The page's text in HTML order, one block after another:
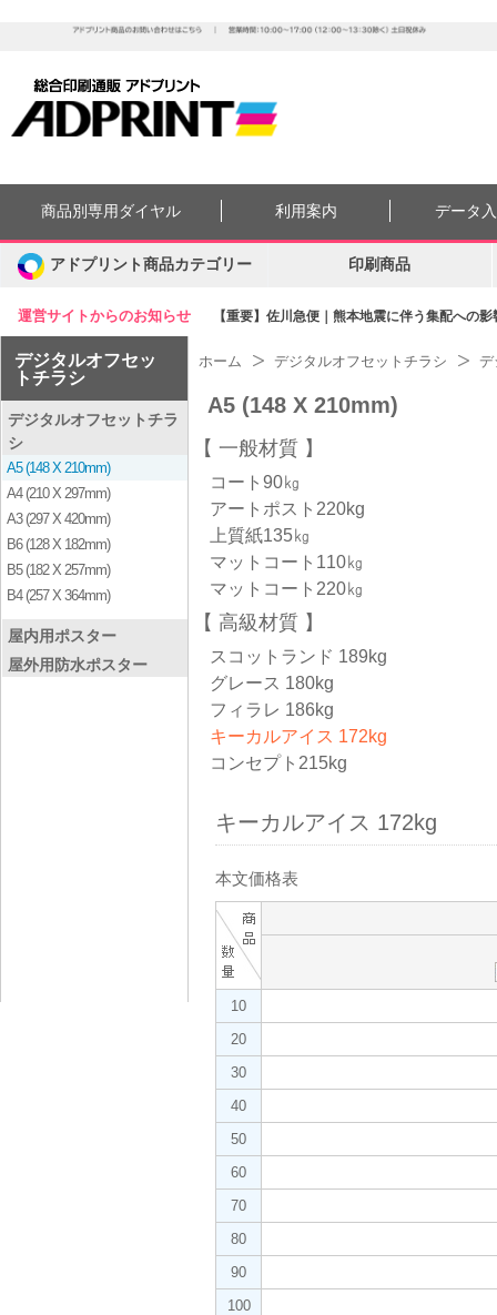
運営サイトからのお知らせ 【重要】佐川急便｜熊本地震に伴う集配への
商品別専用ダイヤル 利用案内 データ
アドプリント商品カテゴリー 印刷商品
デジタルオフセッ
トチラシ
デジタルオフセットチラ
シ
A5 (148 X 210mm)
A4 (210 X 297mm)
A3 (297 X 420mm)
B6 (128 X 182mm)
B5 (182 X 257mm)
B4 (257 X 364mm)
屋内用ポスター
屋外用防水ポスター
ホーム デジタルオフセットチラシ デ
A5 (148 X 210mm)
一般材質
コート90㎏
アートポスト220kg
上質紙135㎏
マットコート110㎏
マットコート220㎏
高級材質
スコットランド 189kg
グレース 180kg
フィラレ 186kg
キーカルアイス 172kg
コンセプト215kg
キーカルアイス 172kg
本文価格表
10
20
30
40
50
60
70
80
90
100